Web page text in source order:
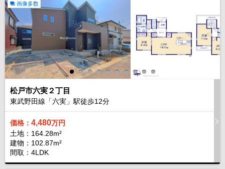
画像多数
松戸市六実２丁目
東武野田線「六実」駅徒歩12分
価格： 4,480万円
土地：164.28m²
建物：102.87m²
間取：4LDK